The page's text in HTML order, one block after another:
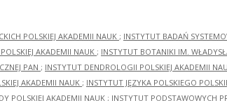
POLSKIEJ AKADEMII NAUK ; INSTYTUT BADAŃ
AKADEMII NAUK ; INSTYTUT BOTANIKI IM.
PAN ; INSTYTUT DENDROLOGII POLSKIEJ AKADEMII
AKADEMII NAUK ; INSTYTUT JĘZYKA POLSKIEGO
POLSKIEJ AKADEMII NAUK ; INSTYTUT PODSTAWOWYCH